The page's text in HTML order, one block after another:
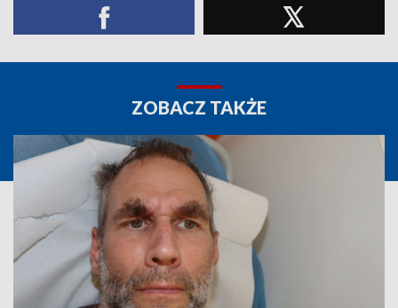
ZOBACZ TAKŻE